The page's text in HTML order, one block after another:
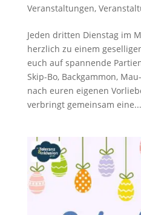
Veranstaltungen,
Jeden dritten Dienstag im
herzlich zu einem
euch auf spannende
Skip-Bo, Backgammon,
nach euren eigenen
verbringt gemeinsam eine...